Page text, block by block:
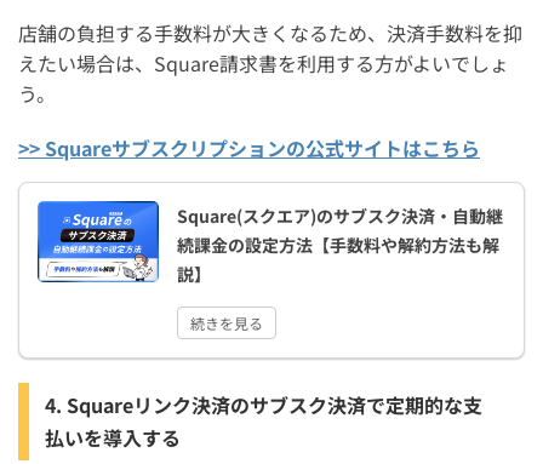
店舗の負担する手数料が大きくなるため、決済手数料を抑
えたい場合は、Square請求書を利用する方がよいでしょ
う。
>> Squareサブスクリプションの公式サイトはこちら
Square(スクエア)のサブスク決済・自動継
続課金の設定方法【手数料や解約方法も解
説】
続きを見る
4. Squareリンク決済のサブスク決済で定期的な支
払いを導入する